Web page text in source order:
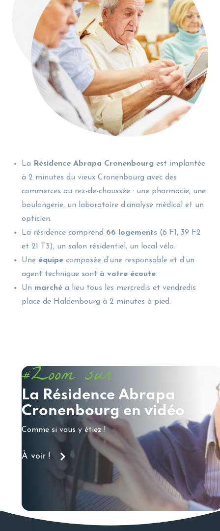
La Résidence Abrapa Cronenbourg est implantée
à 2 minutes du vieux Cronenbourg avec des
commerces au rez-de-chaussée : une pharmacie, une
boulangerie, un laboratoire d’analyse médical et un
opticien.
La résidence comprend 66 logements (6 F1, 39 F2
et 21 T3), un salon résidentiel, un local vélo.
Une équipe composée d’une responsable et d’un
agent technique sont à votre écoute.
Un marché a lieu tous les mercredis et vendredis
place de Haldenbourg à 2 minutes à pied.
#Zoom sur
La Résidence Abrapa
Cronenbourg en vidéo
Comme si vous y étiez !
À voir !